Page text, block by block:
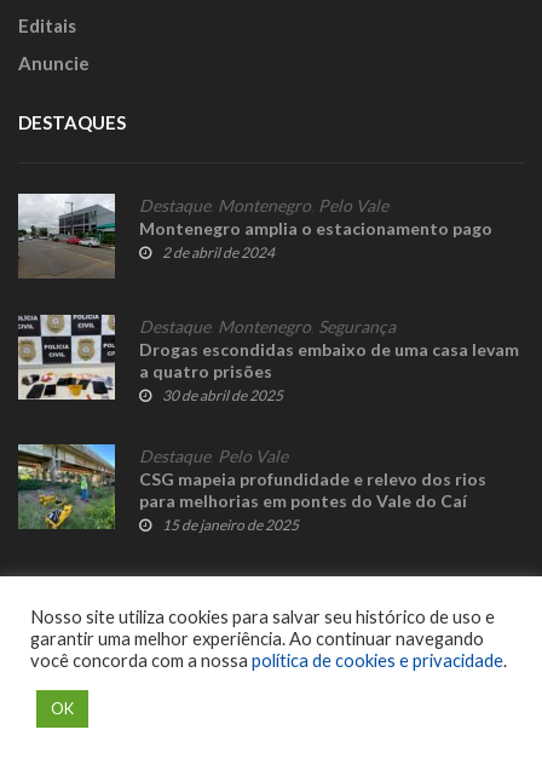
Editais
Anuncie
DESTAQUES
Destaque, Montenegro Pelo Vale
Montenegro amplia o estacionamento pago
2 de abril de 2024
Destaque, Montenegro Segurança
Drogas escondidas embaixo de uma casa levam
a quatro prisões
30 de abril de 2025
Destaque, Pelo Vale
CSG mapeia profundidade e relevo dos rios
para melhorias em pontes do Vale do Caí
15 de janeiro de 2025
Nosso site utiliza cookies para salvar seu histórico de uso e
garantir uma melhor experiência. Ao continuar navegando
você concorda com a nossa política de cookies e privacidade.
OK